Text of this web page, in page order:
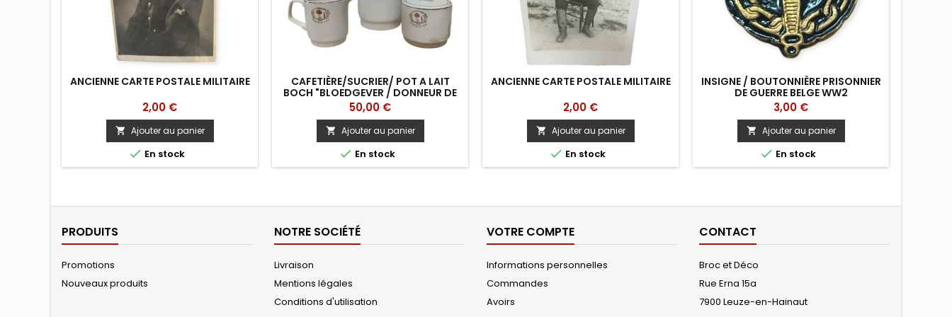
ANCIENNE CARTE POSTALE MILITAIRE
Prix
2,00 €
 Ajouter au panier
 En stock
CAFETIÈRE/SUCRIER/ POT A LAIT
BOCH "BLOEDGEVER / DONNEUR DE
SANG"
Prix
50,00 €
 Ajouter au panier
 En stock
ANCIENNE CARTE POSTALE MILITAIRE
Prix
2,00 €
 Ajouter au panier
 En stock
INSIGNE / BOUTONNIÈRE PRISONNIER
DE GUERRE BELGE WW2
Prix
3,00 €
 Ajouter au panier
 En stock
PRODUITS
Promotions
Nouveaux produits
NOTRE SOCIÉTÉ
Livraison
Mentions légales
Conditions d'utilisation
VOTRE COMPTE
Informations personnelles
Commandes
Avoirs
CONTACT
Broc et Déco
Rue Erna 15a
7900 Leuze-en-Hainaut